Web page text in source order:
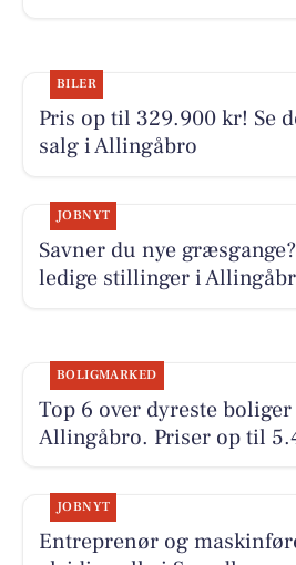
BILER
Pris op til 329.900 kr! Se
salg i Allingåbro
JOBNYT
Savner du nye
ledige stillinger i
BOLIGMARKED
Top 6 over dyreste
Allingåbro. Priser op til
JOBNYT
Entreprenør og